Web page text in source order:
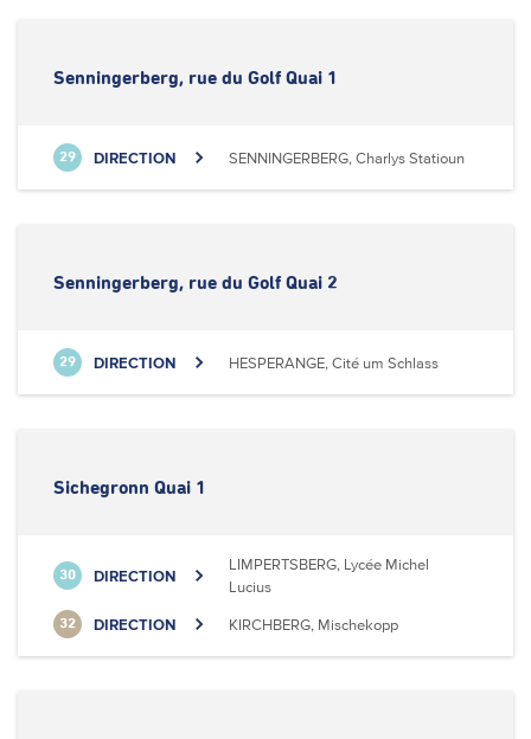
Senningerberg, rue du Golf Quai 1
29 DIRECTION SENNINGERBERG, Charlys Statioun
Senningerberg, rue du Golf Quai 2
29 DIRECTION HESPERANGE, Cité um Schlass
Sichegronn Quai 1
30 DIRECTION
LIMPERTSBERG, Lycée Michel
Lucius
32 DIRECTION KIRCHBERG, Mischekopp